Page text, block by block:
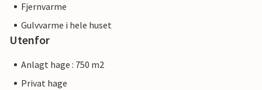
Fjernvarme
Gulvvarme i hele huset
Utenfor
Anlagt hage : 750 m2
Privat hage